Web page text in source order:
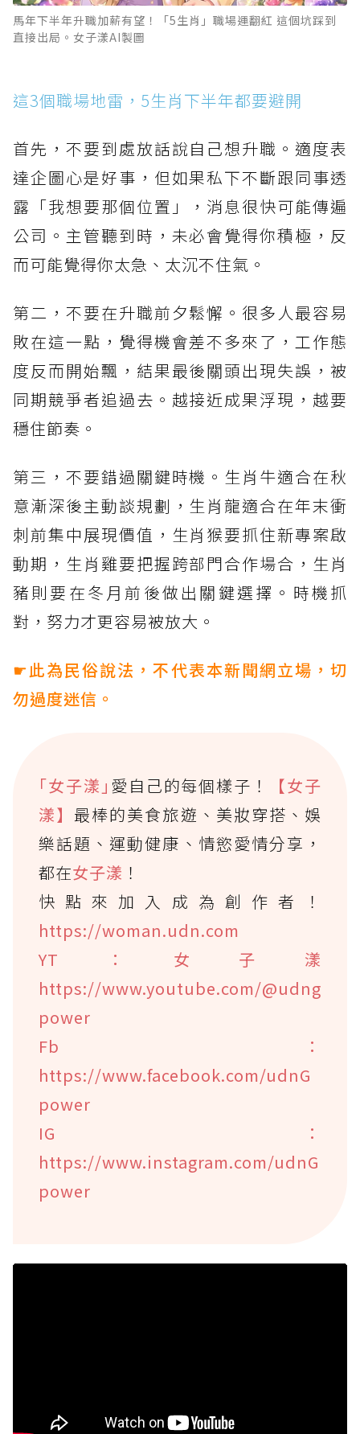
馬年下半年升職加薪有望！「5生肖」職場運翻紅 這個坑踩到
直接出局。女子漾AI製圖
這3個職場地雷，5生肖下半年都要避開
首先，不要到處放話說自己想升職。適度表
達企圖心是好事，但如果私下不斷跟同事透
露「我想要那個位置」，消息很快可能傳遍
公司。主管聽到時，未必會覺得你積極，反
而可能覺得你太急、太沉不住氣。
第二，不要在升職前夕鬆懈。很多人最容易
敗在這一點，覺得機會差不多來了，工作態
度反而開始飄，結果最後關頭出現失誤，被
同期競爭者追過去。越接近成果浮現，越要
穩住節奏。
第三，不要錯過關鍵時機。生肖牛適合在秋
意漸深後主動談規劃，生肖龍適合在年末衝
刺前集中展現價值，生肖猴要抓住新專案啟
動期，生肖雞要把握跨部門合作場合，生肖
豬則要在冬月前後做出關鍵選擇。時機抓
對，努力才更容易被放大。
☛此為民俗說法，不代表本新聞網立場，切
勿過度迷信。
｢女子漾｣ 愛自己的每個樣子！
【女子
漾】最棒的美食旅遊、美妝穿搭、娛
樂話題、運動健康、情慾愛情分享，
都在女子漾 ！
快點來加入成為創作者！
https://woman.udn.com
YT：女子漾
https://www.youtube.com/@udng
power
Fb：
https://www.facebook.com/udnG
power
IG：
https://www.instagram.com/udnG
power